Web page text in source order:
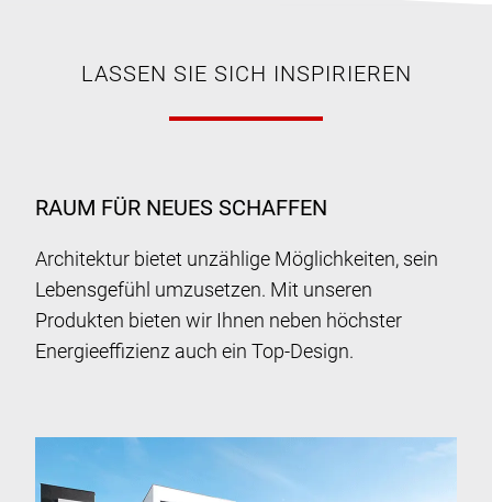
LASSEN SIE SICH INSPIRIEREN
RAUM FÜR NEUES SCHAFFEN
Architektur bietet unzählige Möglichkeiten, sein
Lebensgefühl umzusetzen. Mit unseren
Produkten bieten wir Ihnen neben höchster
Energieeffizienz auch ein Top-Design.